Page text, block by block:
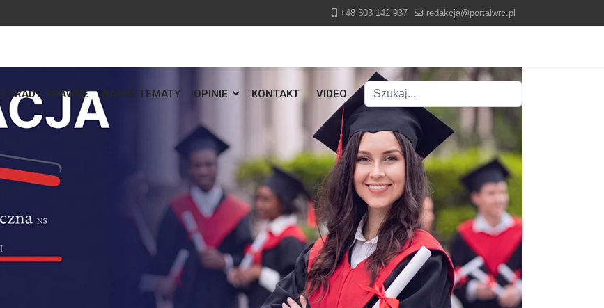
+48 503 142 937 redakcja@portalwrc.pl
PORADY PRAWNE WASZE TEMATY OPINIE KONTAKT VIDEO
Szukaj
Type 2 or more characters for results.